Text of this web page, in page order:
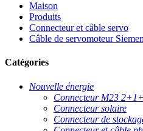
Maison
Produits
Connecteur et câble servo
Câble de servomoteur
Catégories
Nouvelle énergie
Connecteur M23
Connecteur solaire
Connecteur de